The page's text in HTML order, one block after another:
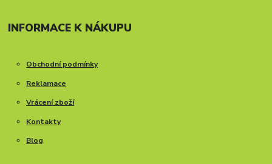
INFORMACE K NÁKUPU
Obchodní podmínky
Reklamace
Vrácení zboží
Kontakty
Blog